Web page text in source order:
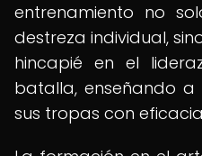
entrenamiento no
destreza individual,
hincapié en el
batalla, enseñando
sus tropas con